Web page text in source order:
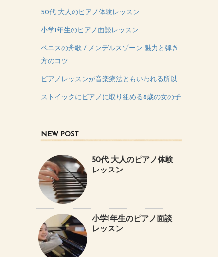
50代 大人のピアノ体験レッスン
小学1年生のピアノ面談レッスン
ベニスの舟歌 / メンデルスゾーン 魅力と弾き
方のコツ
ピアノレッスンが音楽療法ともいわれる所以
ストイックにピアノに取り組める8歳の女の子
NEW POST
50代 大人のピアノ体験
レッスン
小学1年生のピアノ面談
レッスン